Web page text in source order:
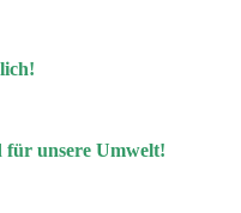
für unsere Umwelt!